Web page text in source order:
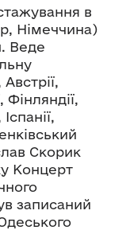
в
Німеччина)
Веде
Скорик
Концерт
записаний